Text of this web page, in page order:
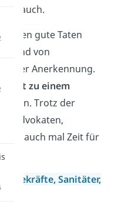
sie auch.
gute Taten
von
oder Anerkennung.
Welt zu einem
Trotz der
der Advokaten,
auch mal Zeit für
Pflegekräfte,Sanitäter,